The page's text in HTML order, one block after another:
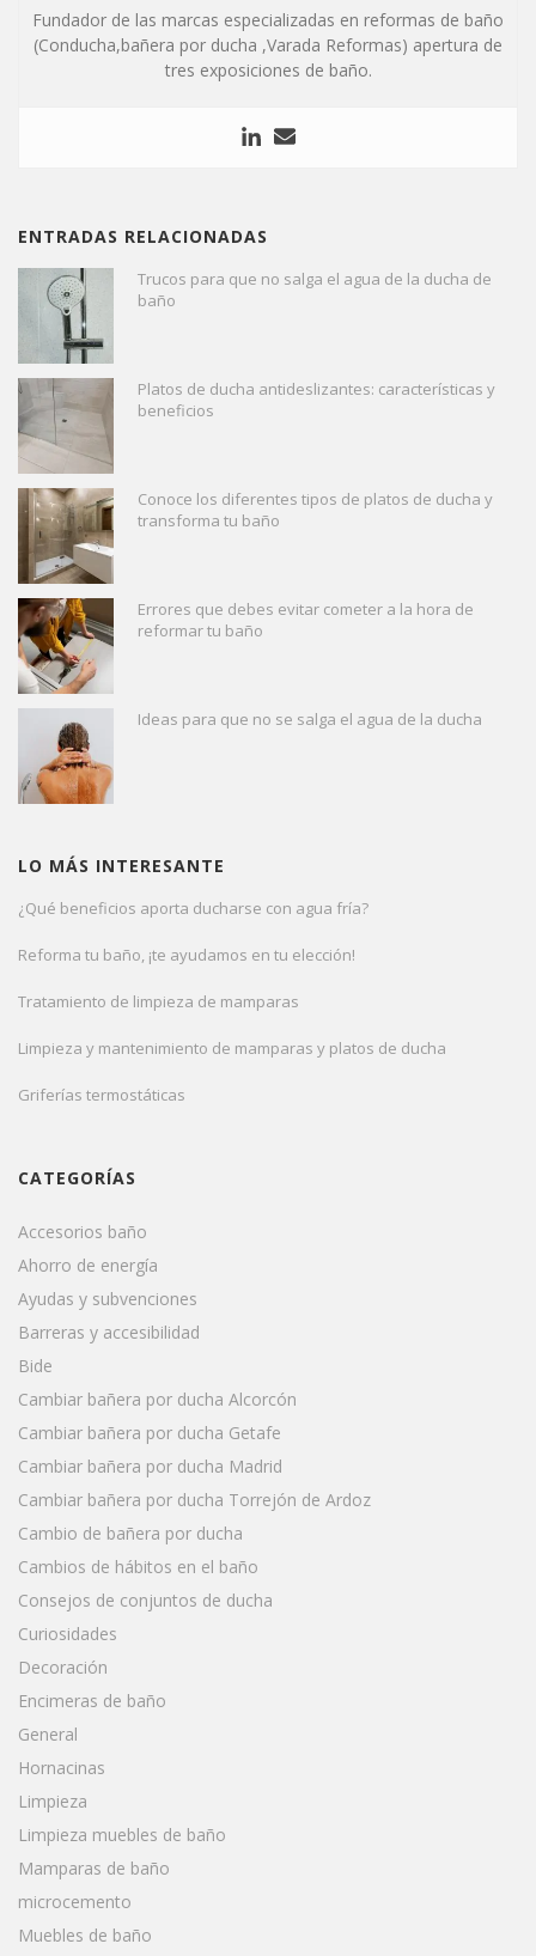
Fundador de las marcas especializadas en reformas de baño
(Conducha,bañera por ducha ,Varada Reformas) apertura de
tres exposiciones de baño.
ENTRADAS RELACIONADAS
Trucos para que no salga el agua de la ducha de
baño
Platos de ducha antideslizantes: características y
beneficios
Conoce los diferentes tipos de platos de ducha y
transforma tu baño
Errores que debes evitar cometer a la hora de
reformar tu baño
Ideas para que no se salga el agua de la ducha
LO MÁS INTERESANTE
¿Qué beneficios aporta ducharse con agua fría?
Reforma tu baño, ¡te ayudamos en tu elección!
Tratamiento de limpieza de mamparas
Limpieza y mantenimiento de mamparas y platos de ducha
Griferías termostáticas
CATEGORÍAS
Accesorios baño
Ahorro de energía
Ayudas y subvenciones
Barreras y accesibilidad
Bide
Cambiar bañera por ducha Alcorcón
Cambiar bañera por ducha Getafe
Cambiar bañera por ducha Madrid
Cambiar bañera por ducha Torrejón de Ardoz
Cambio de bañera por ducha
Cambios de hábitos en el baño
Consejos de conjuntos de ducha
Curiosidades
Decoración
Encimeras de baño
General
Hornacinas
Limpieza
Limpieza muebles de baño
Mamparas de baño
microcemento
Muebles de baño